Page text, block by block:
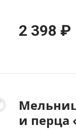
2 398 ₽
и перца